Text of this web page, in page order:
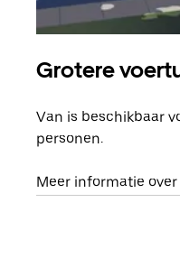
Grotere
Van is beschikbaar
personen.
Meer informatie over